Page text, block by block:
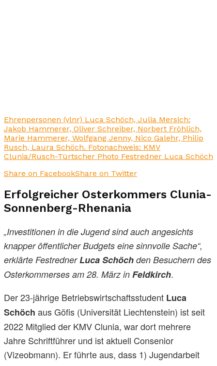
Ehrenpersonen (vlnr) Luca Schöch, Julia Mersich:
Jakob Hammerer, Oliver Schreiber, Norbert Fröhlich,
Marie Hammerer, Wolfgang Jenny, Nico Galehr, Philip
Rusch, Laura Schöch. Fotonachweis: KMV
Clunia/Rusch-Türtscher Photo Festredner Luca Schöch
Share on FacebookShare on Twitter
Erfolgreicher Osterkommers Clunia-
Sonnenberg-Rhenania
„Investitionen in die Jugend sind auch angesichts
knapper öffentlicher Budgets eine sinnvolle Sache“,
erklärte FestrednerLuca Schöch den Besuchern des
Osterkommerses am 28. März in Feldkirch.
Der 23-jährige Betriebswirtschaftsstudent Luca
Schöch aus Göfis (Universität Liechtenstein) ist seit
2022 Mitglied der KMV Clunia, war dort mehrere
Jahre Schriftführer und ist aktuell Consenior
(Vizeobmann). Er führte aus, dass 1) Jugendarbeit